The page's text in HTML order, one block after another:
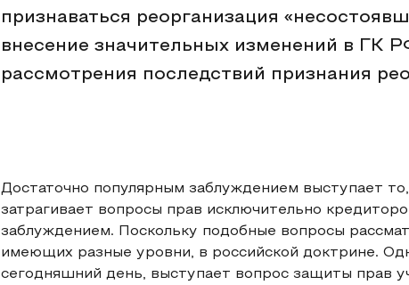
признаваться реорганизация
внесение значительных изменений в ГК
рассмотрения последствий признания
Достаточно популярным заблуждением выступает
затрагивает вопросы прав исключительно
заблуждением. Поскольку подобные вопросы
имеющих разные уровни, в российской доктрине.
сегодняшний день, выступает вопрос защиты прав